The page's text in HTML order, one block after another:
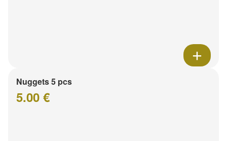
Nuggets 5 pcs
5.00 €